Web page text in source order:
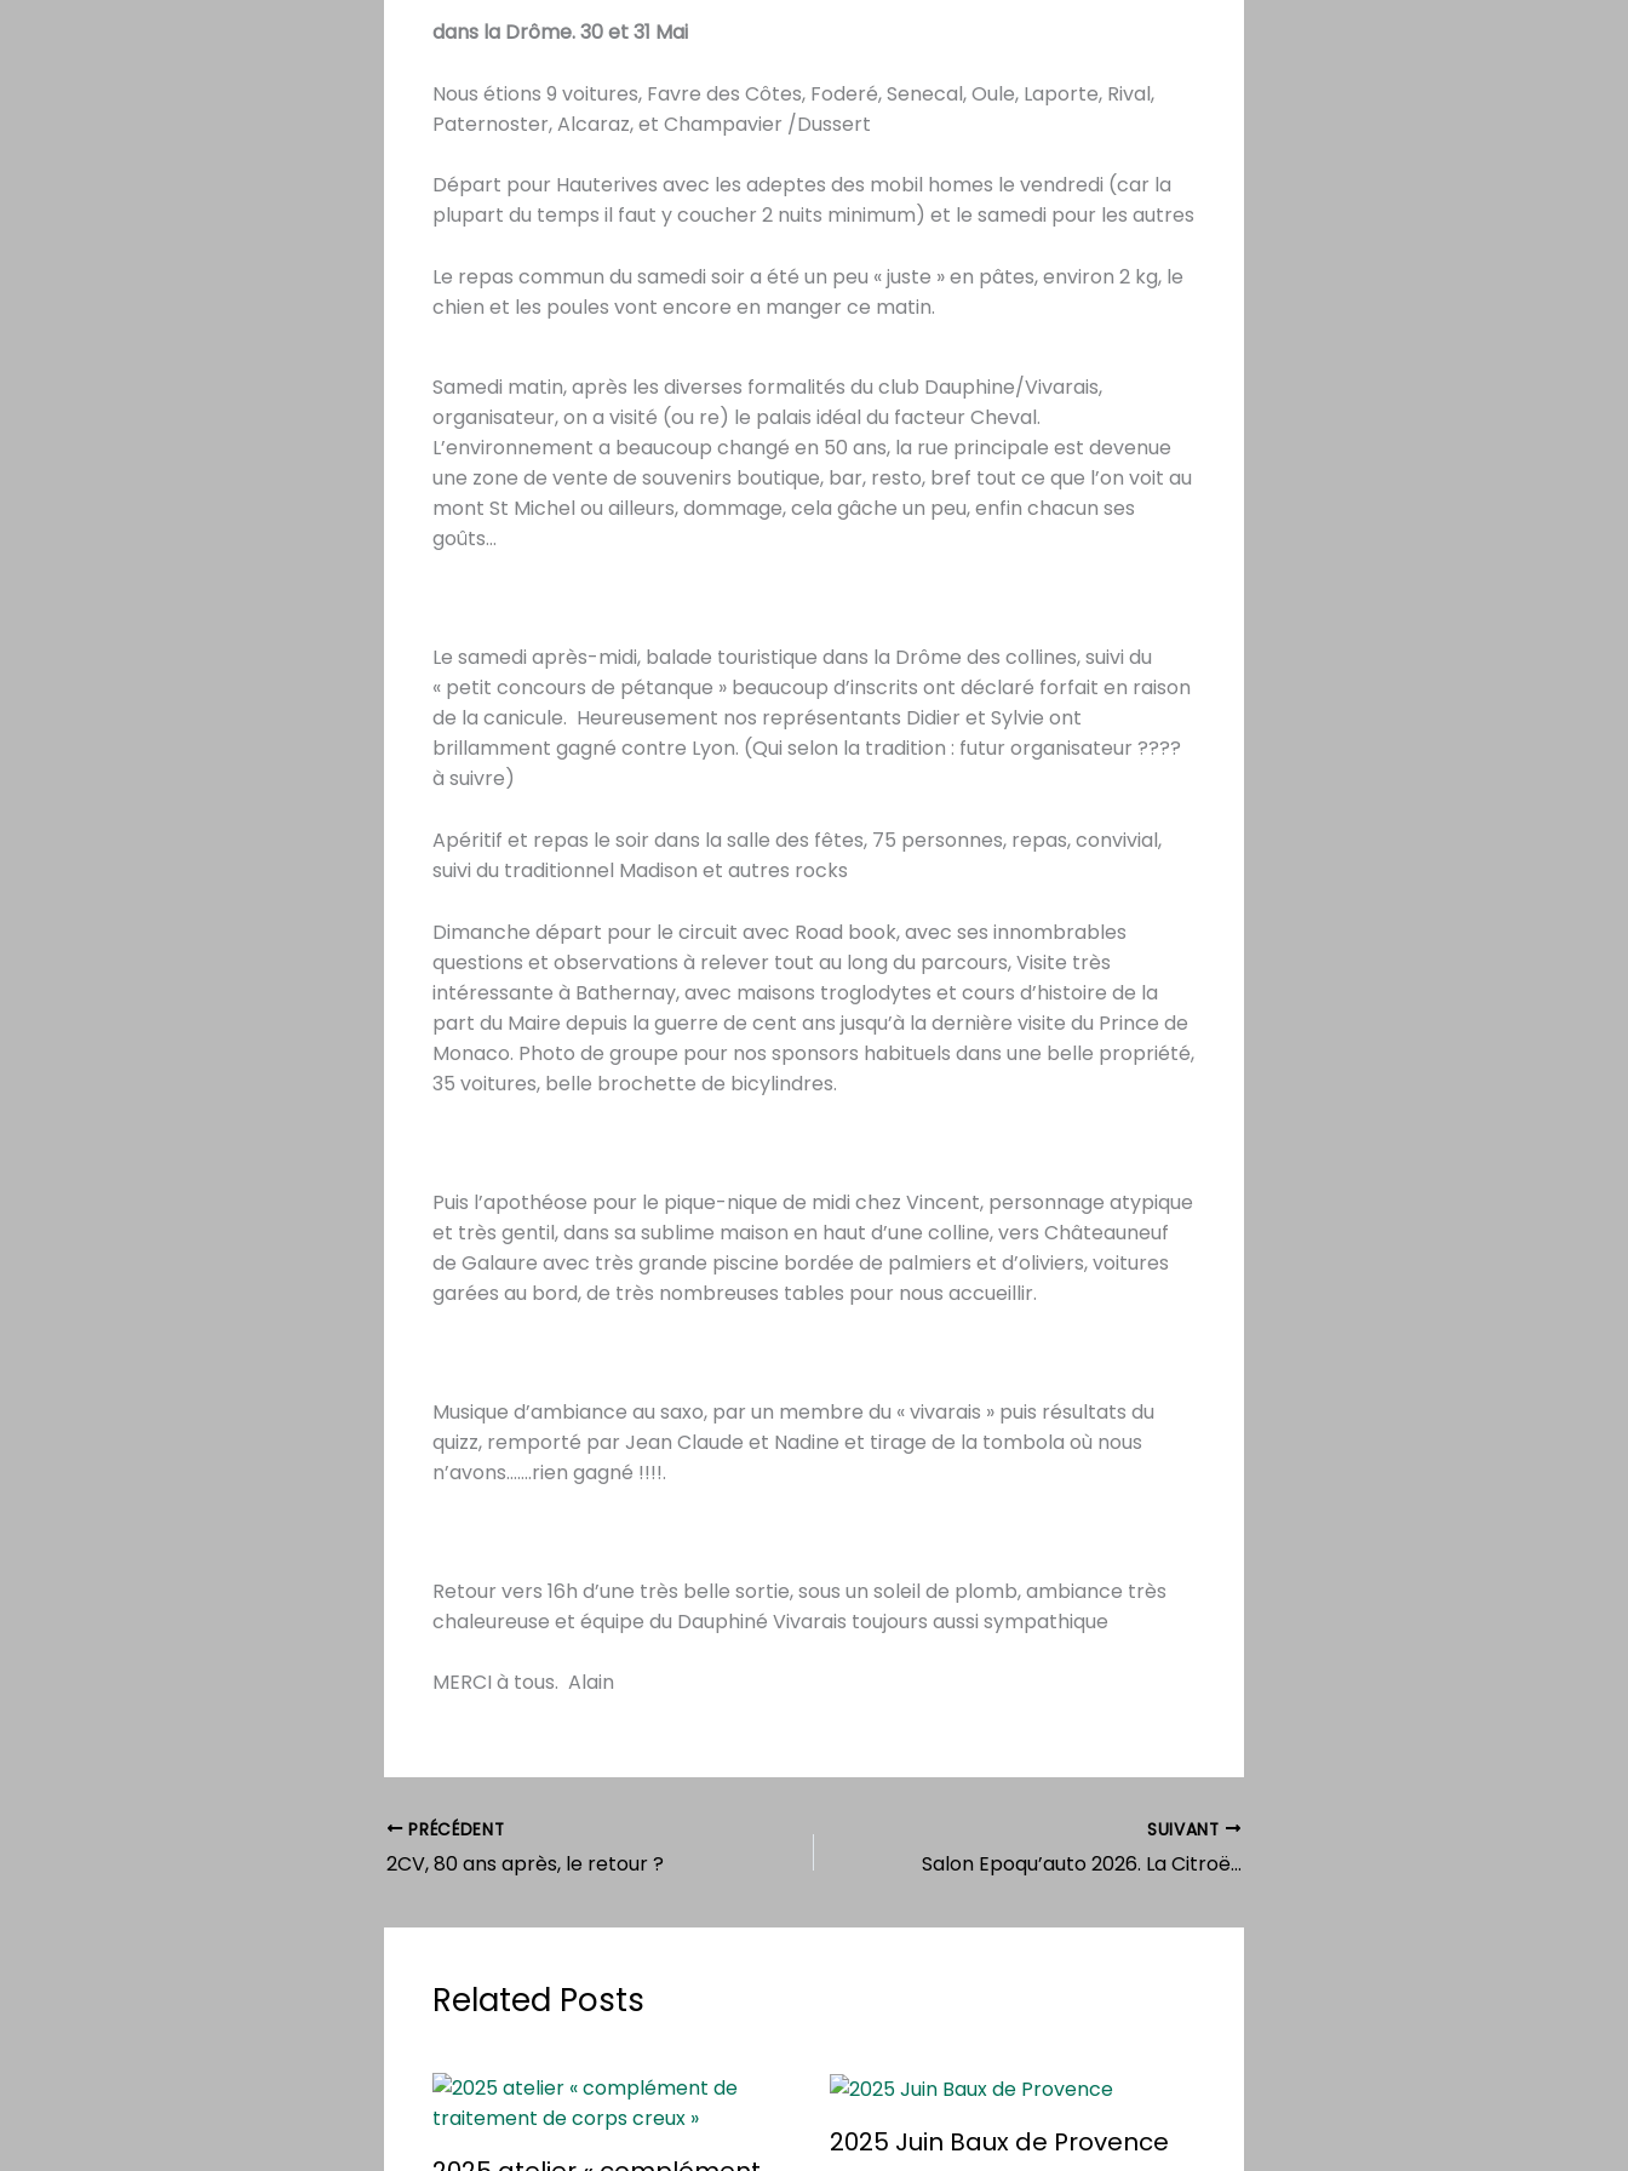
dans la Drôme. 30 et 31 Mai
Nous étions 9 voitures, Favre des Côtes, Foderé, Senecal, Oule, Laporte, Rival,
Paternoster, Alcaraz, et Champavier /Dussert
Départ pour Hauterives avec les adeptes des mobil homes le vendredi (car la
plupart du temps il faut y coucher 2 nuits minimum) et le samedi pour les autres
Le repas commun du samedi soir a été un peu « juste » en pâtes, environ 2 kg, le
chien et les poules vont encore en manger ce matin.
Samedi matin, après les diverses formalités du club Dauphine/Vivarais,
organisateur, on a visité (ou re) le palais idéal du facteur Cheval.
L’environnement a beaucoup changé en 50 ans, la rue principale est devenue
une zone de vente de souvenirs boutique, bar, resto, bref tout ce que l’on voit au
mont St Michel ou ailleurs, dommage, cela gâche un peu, enfin chacun ses
goûts…
Le samedi après-midi, balade touristique dans la Drôme des collines, suivi du
« petit concours de pétanque » beaucoup d’inscrits ont déclaré forfait en raison
de la canicule. Heureusement nos représentants Didier et Sylvie ont
brillamment gagné contre Lyon. (Qui selon la tradition : futur organisateur ????
à suivre)
Apéritif et repas le soir dans la salle des fêtes, 75 personnes, repas, convivial,
suivi du traditionnel Madison et autres rocks
Dimanche départ pour le circuit avec Road book, avec ses innombrables
questions et observations à relever tout au long du parcours, Visite très
intéressante à Bathernay, avec maisons troglodytes et cours d’histoire de la
part du Maire depuis la guerre de cent ans jusqu’à la dernière visite du Prince de
Monaco. Photo de groupe pour nos sponsors habituels dans une belle propriété,
35 voitures, belle brochette de bicylindres.
Puis l’apothéose pour le pique-nique de midi chez Vincent, personnage atypique
et très gentil, dans sa sublime maison en haut d’une colline, vers Châteauneuf
de Galaure avec très grande piscine bordée de palmiers et d’oliviers, voitures
garées au bord, de très nombreuses tables pour nous accueillir.
Musique d’ambiance au saxo, par un membre du « vivarais » puis résultats du
quizz, remporté par Jean Claude et Nadine et tirage de la tombola où nous
n’avons…….rien gagné !!!!.
Retour vers 16h d’une très belle sortie, sous un soleil de plomb, ambiance très
chaleureuse et équipe du Dauphiné Vivarais toujours aussi sympathique
MERCI à tous. Alain
PRÉCÉDENT
2CV, 80 ans après, le retour ?
SUIVANT
Salon Epoqu’auto 2026. La Citroën 2CV Spot à l’affiche pour ses 50 ans
Related Posts
2025 Juin Baux de Provence